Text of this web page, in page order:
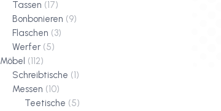
Tassen (17)
Bonbonieren (9)
Flaschen (3)
Werfer (5)
Möbel (112)
Schreibtische (1)
Messen (10)
Teetische (5)